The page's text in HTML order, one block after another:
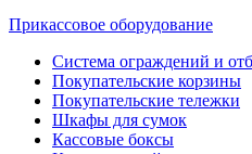
Прикассовое оборудование
Система ограждений и
Покупательские корзины
Покупательские тележки
Шкафы для сумок
Кассовые боксы